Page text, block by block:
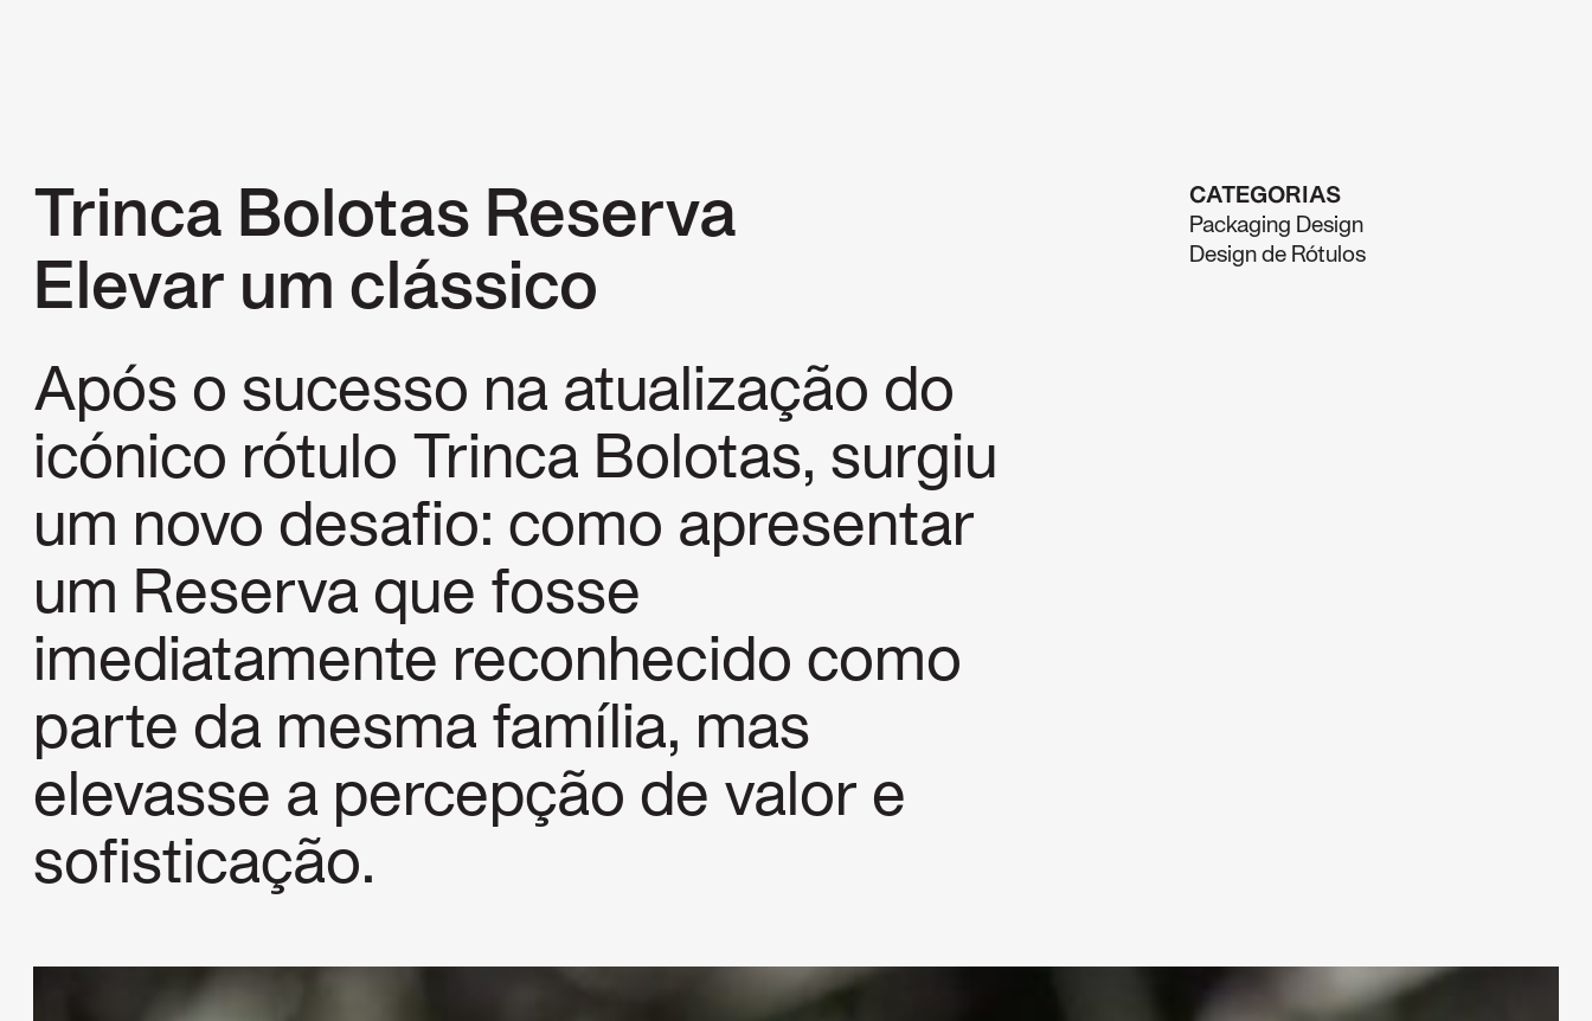
Trinca Bolotas Reserva
Elevar um clássico
Após o sucesso na atualização do
icónico rótulo Trinca Bolotas, surgiu
um novo desafio: como apresentar
um Reserva que fosse
imediatamente reconhecido como
parte da mesma família, mas
elevasse a percepção de valor e
sofisticação.
CATEGORIAS
Packaging Design
Design de Rótulos